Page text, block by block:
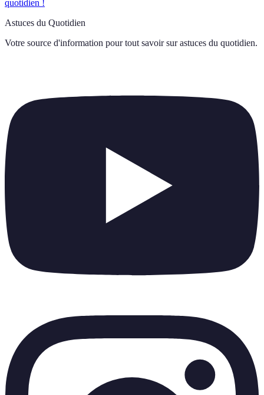
quotidien !
Astuces du Quotidien
Votre source d'information pour tout savoir sur astuces du quotidien.